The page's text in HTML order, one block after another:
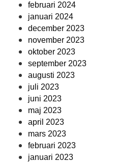
februari 2024
januari 2024
december 2023
november 2023
oktober 2023
september 2023
augusti 2023
juli 2023
juni 2023
maj 2023
april 2023
mars 2023
februari 2023
januari 2023